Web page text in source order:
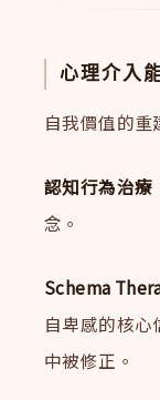
心理介入
自我價值的重
認知行為治療
念。
Schema
自卑感的核
中被修正。